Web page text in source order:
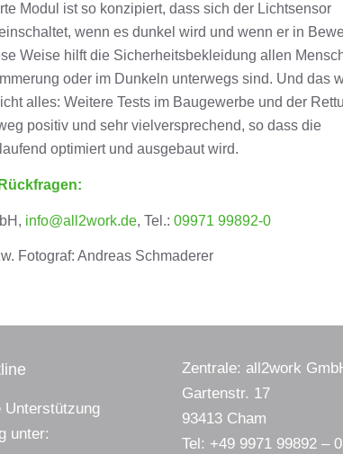
Modul ist so konzipiert, dass sich der Lichtsensor
wenn es dunkel wird und wenn er in
Weise hilft die Sicherheitsbekleidung allen
oder im Dunkeln unterwegs sind. Und das
alles: Weitere Tests im Baugewerbe und der
positiv und sehr vielversprechend, so dass die
optimiert und ausgebaut wird.
info@all2work.de, Tel.:09971 99892-0
Fotograf: Andreas Schmaderer
Unterstützung
unter:
Zentrale: all2work
Gartenstr. 17
93413 Cham
Tel: +49 9971 99892 – 0